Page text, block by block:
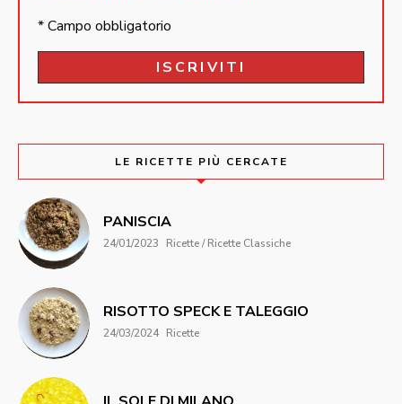
* Campo obbligatorio
LE RICETTE PIÙ CERCATE
PANISCIA
24/01/2023 Ricette / Ricette Classiche
RISOTTO SPECK E TALEGGIO
24/03/2024 Ricette